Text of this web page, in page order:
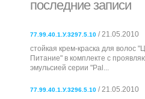
последние записи
77.99.40.1.У.3297.5.10 / 21.05.2010
стойкая крем-краска для волос
Питание" в комплекте с
эмульсией серии "Pal...
77.99.40.1.У.3296.5.10 / 21.05.2010